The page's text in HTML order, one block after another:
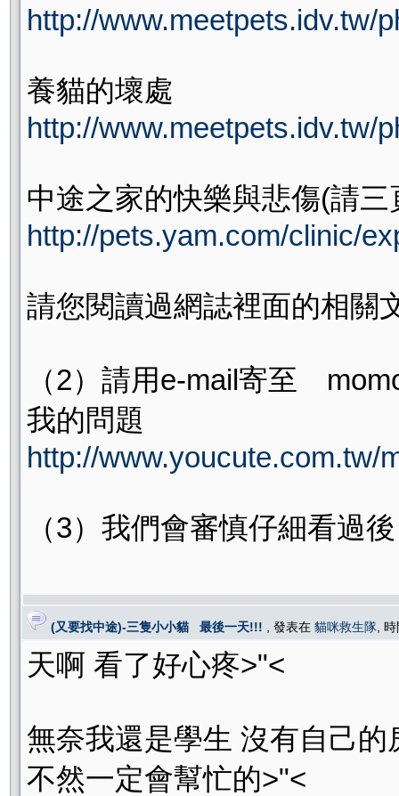
http://www.meetpets.idv.tw/
養貓的壞處
http://www.meetpets.idv.tw/
中途之家的快樂與悲傷(請三
http://pets.yam.com/clinic/
請您閱讀過網誌裡面的相關
（2）請用e-mail寄至
我的問題
http://www.youcute.com.tw/
（3）我們會審慎仔細看過
(又要找中途)-三隻小小貓 最後一天!!! , 發表在 貓咪救生隊 ,
天啊 看了好心疼>"<
無奈我還是學生 沒有自己的
不然一定會幫忙的>"<